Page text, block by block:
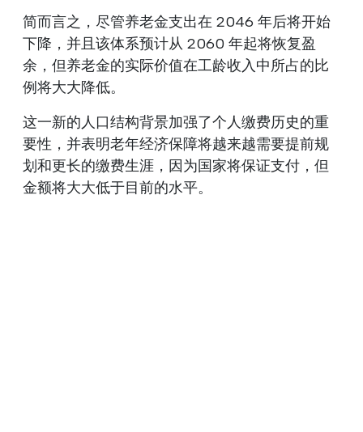
简而言之，尽管养老金支出在 2046 年后将开始
下降，并且该体系预计从 2060 年起将恢复盈
余，但养老金的实际价值在工龄收入中所占的比
例将大大降低。
这一新的人口结构背景加强了个人缴费历史的重
要性，并表明老年经济保障将越来越需要提前规
划和更长的缴费生涯，因为国家将保证支付，但
金额将大大低于目前的水平。